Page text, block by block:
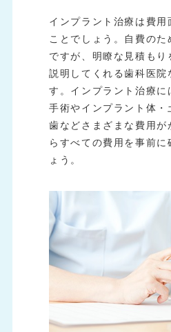
インプラント治療は費用
ことでしょう。自費のた
ですが、明瞭な見積もり
説明してくれる歯科医院
す。インプラント治療に
手術やインプラント体・
歯などさまざまな費用が
らすべての費用を事前に
ょう。